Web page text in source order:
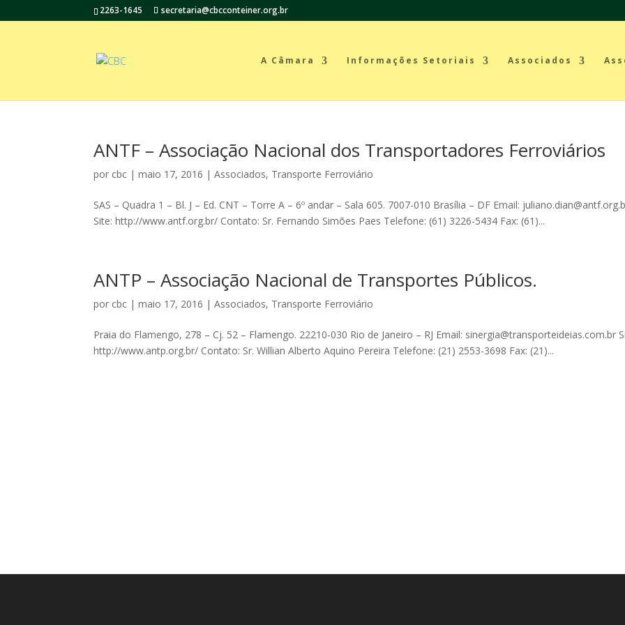
2263-1645 secretaria@cbcconteiner.org.br
A Câmara Informações Setoriais Associados
ANTF – Associação Nacional dos Transportadores Ferroviários
por cbc |maio 17, 2016 |Associados, Transporte Ferroviário
SAS – Quadra 1 – Bl. J – Ed. CNT – Torre A – 6º andar – Sala 605. 7007-010 Brasília – DF Email:
Site: http://www.antf.org.br/ Contato: Sr. Fernando Simões Paes Telefone: (61) 3226-5434 Fax: (61)...
ANTP – Associação Nacional de Transportes Públicos.
por cbc |maio 17, 2016 |Associados, Transporte Ferroviário
Praia do Flamengo, 278 – Cj. 52 – Flamengo. 22210-030 Rio de Janeiro – RJ Email: sinergia@transporteideias.com.br
http://www.antp.org.br/ Contato: Sr. Willian Alberto Aquino Pereira Telefone: (21) 2553-3698 Fax: (21)...